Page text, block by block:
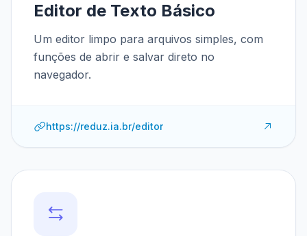
Editor de Texto Básico
Um editor limpo para arquivos simples, com
funções de abrir e salvar direto no
navegador.
https://reduz.ia.br/editor